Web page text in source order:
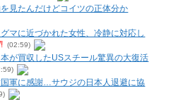
見たんだけどコイツの正体分か
マに近づかれた女性、冷静に対応し
(02:59)
が買収したUSスチール驚異の大復活
軍に感謝…サウジの日本人退避に協